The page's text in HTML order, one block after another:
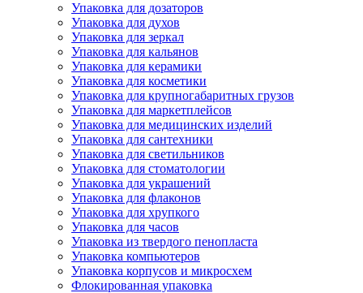
Упаковка для дозаторов
Упаковка для духов
Упаковка для зеркал
Упаковка для кальянов
Упаковка для керамики
Упаковка для косметики
Упаковка для крупногабаритных грузов
Упаковка для маркетплейсов
Упаковка для медицинских изделий
Упаковка для сантехники
Упаковка для светильников
Упаковка для стоматологии
Упаковка для украшений
Упаковка для флаконов
Упаковка для хрупкого
Упаковка для часов
Упаковка из твердого пенопласта
Упаковка компьютеров
Упаковка корпусов и микросхем
Флокированная упаковка